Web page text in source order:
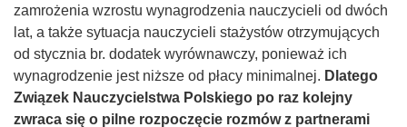
zamrożenia wzrostu wynagrodzenia nauczycieli od dwóch
lat, a także sytuacja nauczycieli stażystów otrzymujących
od stycznia br. dodatek wyrównawczy, ponieważ ich
wynagrodzenie jest niższe od płacy minimalnej. Dlatego
Związek Nauczycielstwa Polskiego po raz kolejny
zwraca się o pilne rozpoczęcie rozmów z partnerami